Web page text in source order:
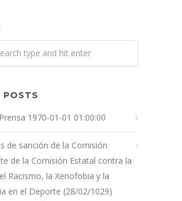
POSTS
1970-01-01 01:00:00
de sanción de la Comisión
de la Comisión Estatal contra la
Racismo, la Xenofobia y la
en el Deporte (28/02/1029)